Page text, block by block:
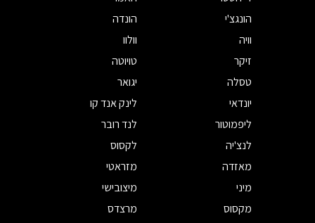
הונגצ'י
הונדה
וויה
וולוו
זיקר
טויוטה
טסלה
יגואר
יונדאי
לינק אנד קו
ליפמוטור
לנד רובר
לנצ'יה
לקסוס
מאזדה
מזראטי
מיני
מיצובישי
מקסוס
מרצדס